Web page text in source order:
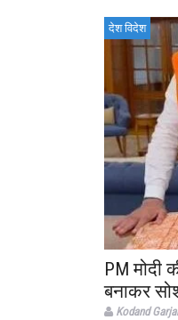
देश विदेश
PM मोदी
बनाकर
Kodand